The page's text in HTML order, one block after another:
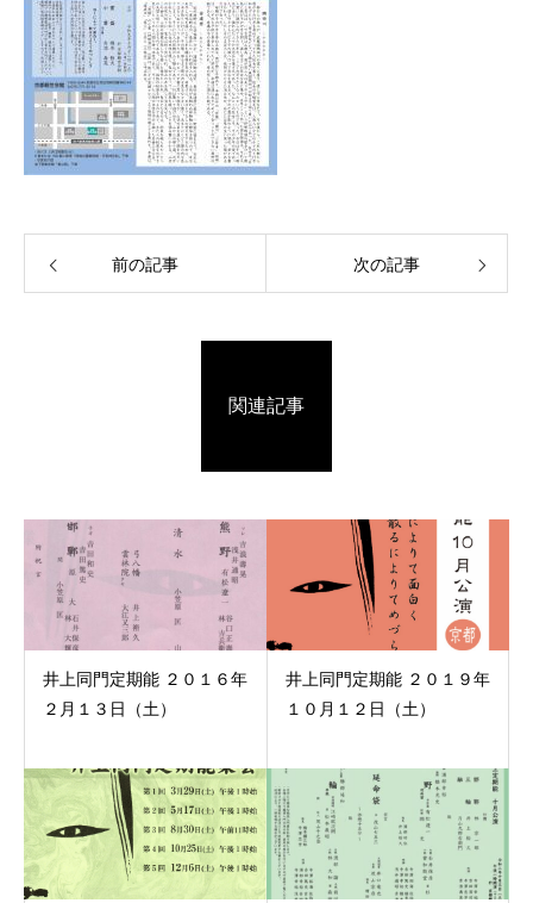
前の記事 次の記事
関連記事
井上同門定期能 ２０１６年
２月１３日（土）
井上同門定期能 ２０１９年
１０月１２日（土）